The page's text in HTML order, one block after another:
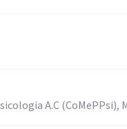
A.C (CoMePPsi),